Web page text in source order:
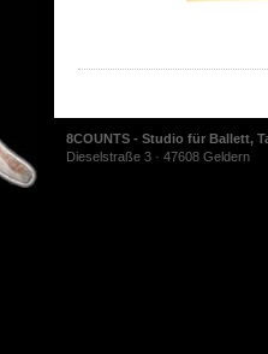
8COUNTS - Studio für Ballett,
Dieselstraße 3 · 47608 Geldern